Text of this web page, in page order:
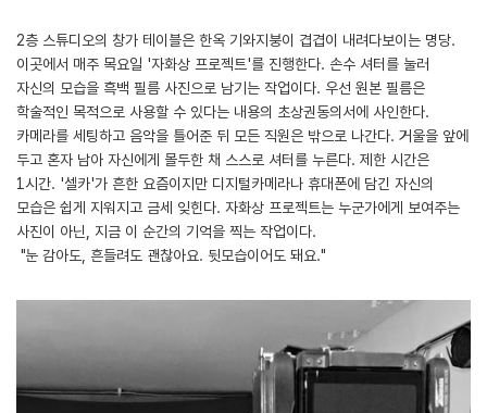
2층 스튜디오의 창가 테이블은 한옥 기와지붕이 겹겹이 내려다보이는 명당.
이곳에서 매주 목요일 '자화상 프로젝트'를 진행한다. 손수 셔터를 눌러
자신의 모습을 흑백 필름 사진으로 남기는 작업이다. 우선 원본 필름은
학술적인 목적으로 사용할 수 있다는 내용의 초상권동의서에 사인한다.
카메라를 세팅하고 음악을 틀어준 뒤 모든 직원은 밖으로 나간다. 거울을 앞에
두고 혼자 남아 자신에게 몰두한 채 스스로 셔터를 누른다. 제한 시간은
1시간. '셀카'가 흔한 요즘이지만 디지털카메라나 휴대폰에 담긴 자신의
모습은 쉽게 지워지고 금세 잊힌다. 자화상 프로젝트는 누군가에게 보여주는
사진이 아닌, 지금 이 순간의 기억을 찍는 작업이다.
"눈 감아도, 흔들려도 괜찮아요. 뒷모습이어도 돼요."